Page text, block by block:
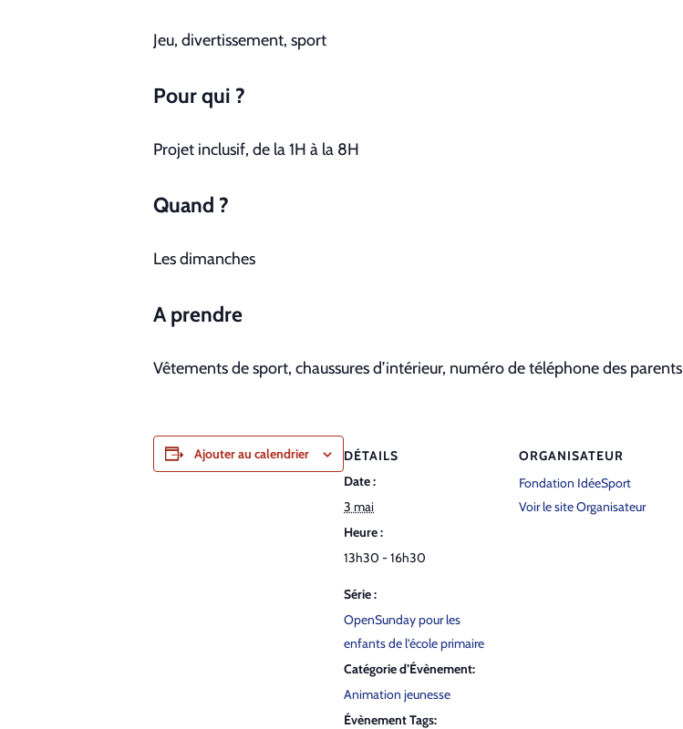
Jeu, diver­tisse­ment, sport
Pour qui ?
Pro­jet inclusif, de la1H à la 8H
Quand ?
Les dimanch­es
A pren­dre
Vête­ments de sport, chaus­sures d’intérieur, numéro de télé­phone des par­ents
Ajouter au calendrier
DÉTAILS
Date :
3 mai
Heure :
13h30 - 16h30
Série :
Open­Sun­day pour les
enfants de l’é­cole pri­maire
Catégorie d’Évènement:
Animation jeunesse
Évènement Tags:
ORGANISATEUR
Fondation IdéeSport
Voir le site Organisateur